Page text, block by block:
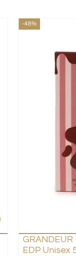
-48%
EDP Unisex